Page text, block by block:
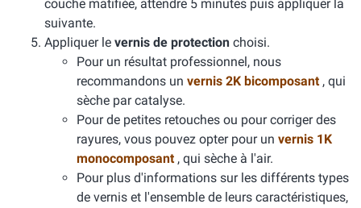
couche matifiée, attendre 5 minutes puis appliquer la
suivante.
Appliquer le vernis de protection choisi.
Pour un résultat professionnel, nous
recommandons un vernis 2K bicomposant , qui
sèche par catalyse.
Pour de petites retouches ou pour corriger des
rayures, vous pouvez opter pour un vernis 1K
monocomposant , qui sèche à l'air.
Pour plus d'informations sur les différents types
de vernis et l'ensemble de leurs caractéristiques,